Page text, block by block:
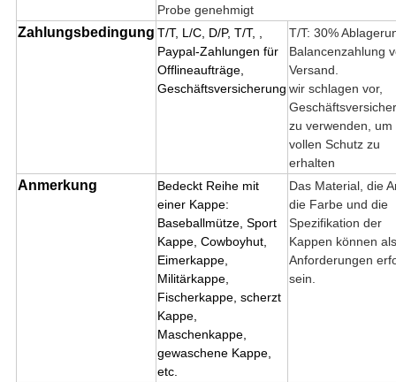
Probe genehmigt
Zahlungsbedingung T/T, L/C, D/P, T/T, ,
Paypal-Zahlungen für
Offlineaufträge,
Geschäftsversicherung
T/T: 30%
Balancenzahlung
Versand.
wir schlagen vor,
zu verwenden, um
vollen Schutz zu
erhalten
Anmerkung
Bedeckt Reihe mit
einer Kappe:
Baseballmütze, Sport
Kappe, Cowboyhut,
Eimerkappe,
Militärkappe,
Fischerkappe, scherzt
Kappe,
Maschenkappe,
gewaschene Kappe,
etc.
Das Material, die
die Farbe und die
Spezifikation der
Kappen können
Anforderungen
sein.